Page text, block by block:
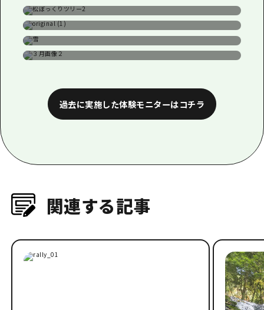
11月実施の体験モニター
12月実施の体験モニター
１月実施の体験モニター
２月実施の体験モニター
過去に実施した体験モニターはコチラ
関連する記事